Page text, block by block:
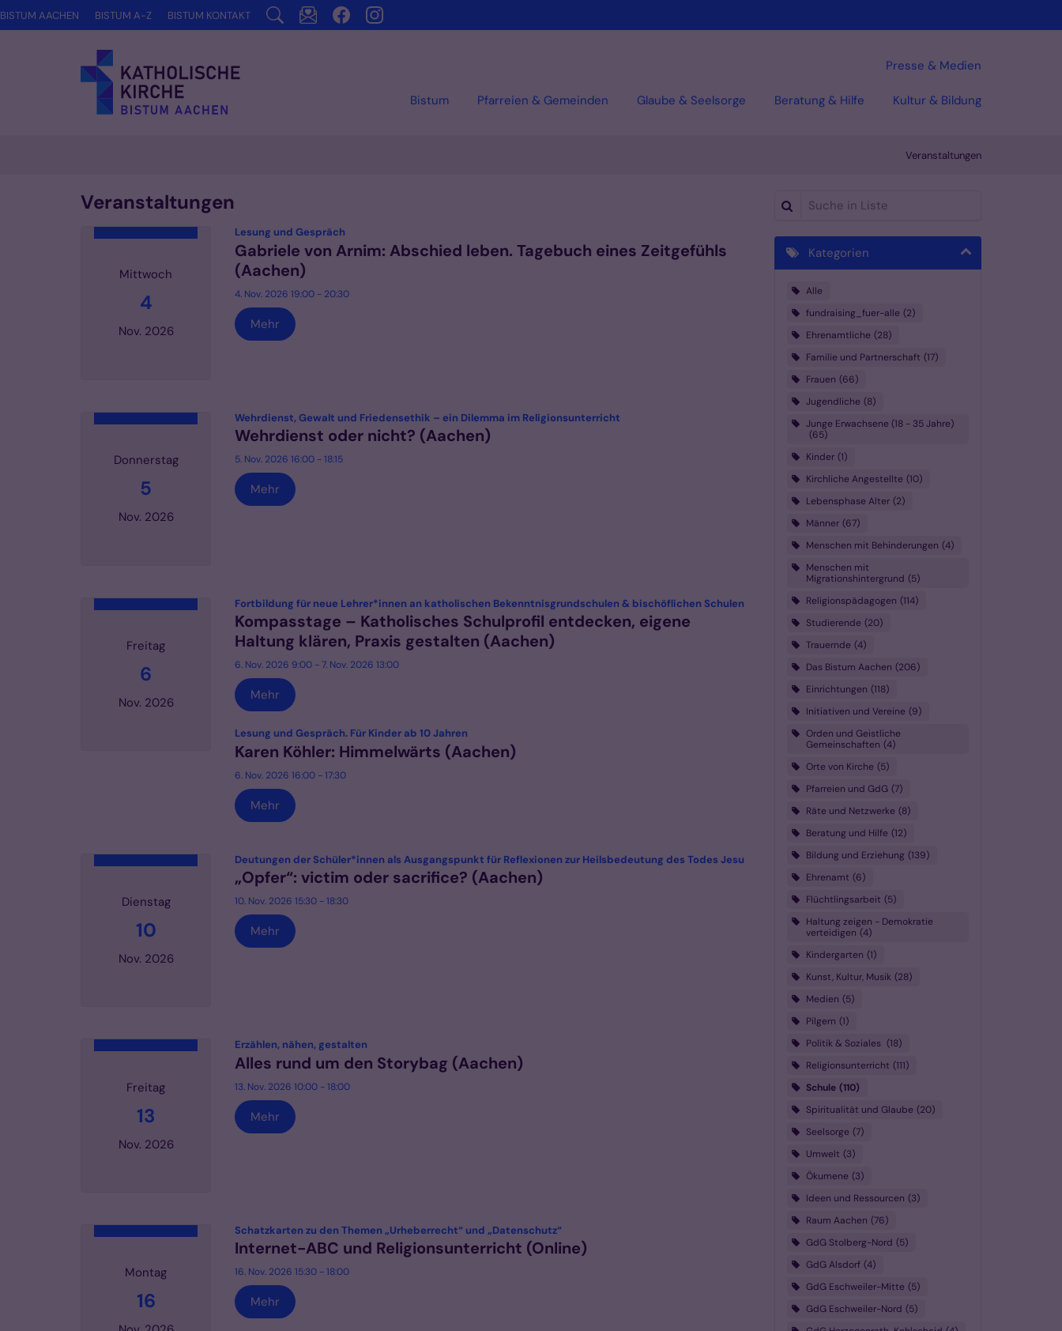
Zum Inhalt springen
Bistum Pfarreien & Gemeinden Glaube & Seelsorge Beratung & Hilfe Kultur & Bildung
Presse & Medien
BISTUM AACHEN BISTUM A-Z BISTUM KONTAKT
Veranstaltungen
Veranstaltungen
Mittwoch
4
Nov. 2026
Lesung und Gespräch
Gabriele von Arnim: Abschied leben. Tagebuch eines Zeitgefühls
(Aachen)
4. Nov. 2026 19:00 - 20:30
Mehr
Donnerstag
5
Nov. 2026
Wehrdienst, Gewalt und Friedensethik – ein Dilemma im Religionsunterricht
Wehrdienst oder nicht? (Aachen)
5. Nov. 2026 16:00 - 18:15
Mehr
Freitag
6
Nov. 2026
Fortbildung für neue Lehrer*innen an katholischen Bekenntnisgrundschulen & bischöflichen Schulen
Kompasstage – Katholisches Schulprofil entdecken, eigene
Haltung klären, Praxis gestalten (Aachen)
6. Nov. 2026 9:00 - 7. Nov. 2026 13:00
Mehr
Lesung und Gespräch. Für Kinder ab 10 Jahren
Karen Köhler: Himmelwärts (Aachen)
6. Nov. 2026 16:00 - 17:30
Mehr
Dienstag
10
Nov. 2026
Deutungen der Schüler*innen als Ausgangspunkt für Reflexionen zur Heilsbedeutung des Todes Jesu
„Opfer“: victim oder sacrifice? (Aachen)
10. Nov. 2026 15:30 - 18:30
Mehr
Freitag
13
Nov. 2026
Erzählen, nähen, gestalten
Alles rund um den Storybag (Aachen)
13. Nov. 2026 10:00 - 18:00
Mehr
Montag
16
Schatzkarten zu den Themen „Urheberrecht“ und „Datenschutz“:
Internet-ABC und Religionsunterricht (Online)
16. Nov. 2026 15:30 - 18:00
Mehr
Suche in Liste
Kategorien
Alle
fundraising_fuer-alle 2
Ehrenamtliche 28
Familie und Partnerschaft 17
Frauen 66
Jugendliche 8
Junge Erwachsene (18 - 35 Jahre)
65
Kinder 1
Kirchliche Angestellte 10
Lebensphase Alter 2
Männer 67
Menschen mit Behinderungen 4
Menschen mit
Migrationshintergrund 5
Religionspädagogen 114
Studierende 20
Trauernde 4
Das Bistum Aachen 206
Einrichtungen 118
Initiativen und Vereine 9
Orden und Geistliche
Gemeinschaften 4
Orte von Kirche 5
Pfarreien und GdG 7
Räte und Netzwerke 8
Beratung und Hilfe 12
Bildung und Erziehung 139
Ehrenamt 6
Flüchtlingsarbeit 5
Haltung zeigen - Demokratie
verteidigen 4
Kindergarten 1
Kunst, Kultur, Musik 28
Medien 5
Pilgern 1
Politik & Soziales
18
Religionsunterricht 111
Schule 110
Spiritualität und Glaube 20
Seelsorge 7
Umwelt 3
Ökumene 3
Ideen und Ressourcen 3
Raum Aachen 76
GdG Stolberg-Nord 5
GdG Alsdorf 4
GdG Eschweiler-Mitte 5
GdG Eschweiler-Nord 5